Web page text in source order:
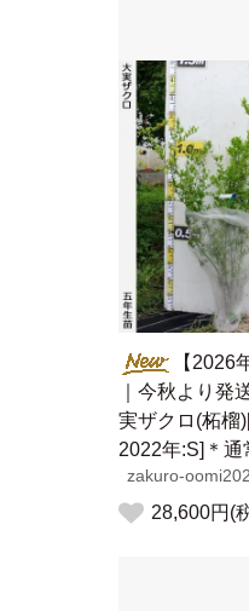
【2026
｜今秋より
実ザクロ(柘榴
2022年:S]＊通
zakuro-
28,600円(